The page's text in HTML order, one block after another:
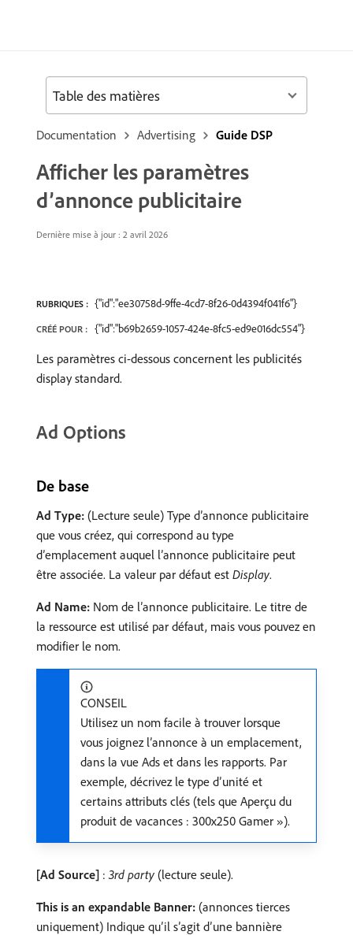
Documentation Advertising Guide DSP
Afficher les paramètres
d’annonce publicitaire
Dernière mise à jour : 2 avril 2026
RUBRIQUES : {"id":"ee30758d-9ffe-4cd7-8f26-0d4394f041f6"}
CRÉÉ POUR : {"id":"b69b2659-1057-424e-8fc5-ed9e016dc554"}
Les paramètres ci-dessous concernent les publicités
display standard.
Ad Options
De base
Ad Type: (Lecture seule) Type d’annonce publicitaire
que vous créez, qui correspond au type
d’emplacement auquel l’annonce publicitaire peut
être associée. La valeur par défaut est Display.
Ad Name: Nom de l’annonce publicitaire. Le titre de
la ressource est utilisé par défaut, mais vous pouvez en
modifier le nom.
CONSEIL
Utilisez un nom facile à trouver lorsque
vous joignez l’annonce à un emplacement,
dans la vue Ads et dans les rapports. Par
exemple, décrivez le type d’unité et
certains attributs clés (tels que Aperçu du
produit de vacances : 300x250 Gamer »).
[Ad Source] :3rd party (lecture seule).
This is an expandable Banner: (annonces tierces
uniquement) Indique qu’il s’agit d’une bannière
Table des matières